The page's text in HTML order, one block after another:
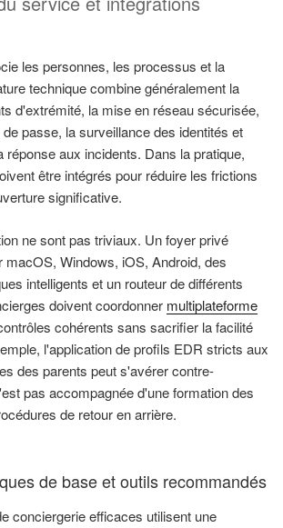
les personnes, les processus et la
technique combine généralement la
d'extrémité, la mise en réseau sécurisée,
passe, la surveillance des identités et
réponse aux incidents. Dans la pratique,
être intégrés pour réduire les frictions
significative.
ne sont pas triviaux. Un foyer privé
macOS, Windows, iOS, Android, des
intelligents et un routeur de différents
doivent coordonner multiplateforme
cohérents sans sacrifier la facilité
l'application de profils EDR stricts aux
des parents peut s'avérer contre-
pas accompagnée d'une formation des
de retour en arrière.
de base et outils recommandés
conciergerie efficaces utilisent une